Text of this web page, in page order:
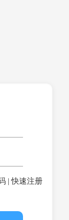
|快速注册